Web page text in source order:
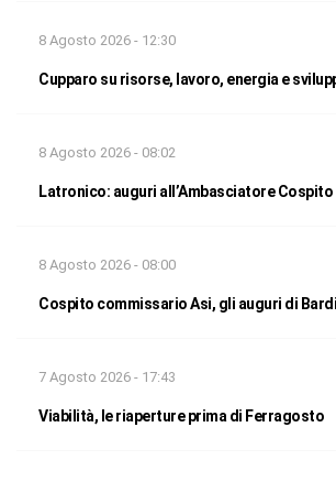
8 Agosto 2026 - 12:30
Cupparo su risorse, lavoro, energia e
8 Agosto 2026 - 08:02
Latronico: auguri all’Ambasciatore Cospito
8 Agosto 2026 - 08:00
Cospito commissario Asi, gli auguri di Bardi
7 Agosto 2026 - 17:43
Viabilità, le riaperture prima di Ferragosto